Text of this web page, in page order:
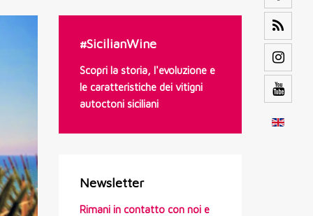
#SicilianWine
Scopri la storia, l'evoluzione e
le caratteristiche dei vitigni
autoctoni siciliani
Newsletter
Rimani in contatto con noi e